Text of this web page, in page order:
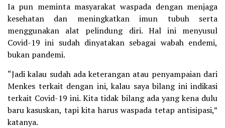
Ia pun meminta masyarakat waspada dengan menjaga
kesehatan dan meningkatkan imun tubuh serta
menggunakan alat pelindung diri. Hal ini menyusul
Covid-19 ini sudah dinyatakan sebagai wabah endemi,
bukan pandemi.
“Jadi kalau sudah ada keterangan atau penyampaian dari
Menkes terkait dengan ini, kalau saya bilang ini indikasi
terkait Covid-19 ini. Kita tidak bilang ada yang kena dulu
baru kasuskan, tapi kita harus waspada tetap antisipasi,”
katanya.